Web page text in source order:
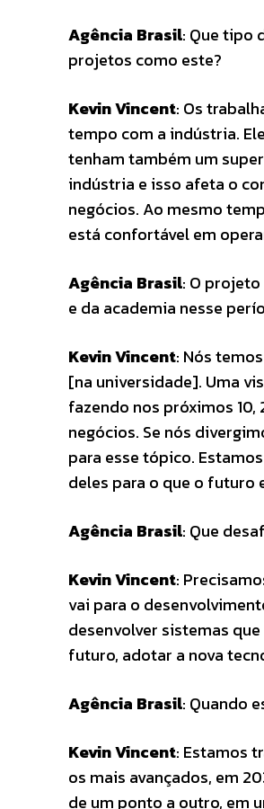
Agência Brasil: Que tipo
projetos como este?
Kevin Vincent: Os
tempo com a indústria.
tenham também um
indústria e isso afeta o
negócios. Ao mesmo
está confortável em
Agência Brasil: O
e da academia nesse
Kevin Vincent: Nós
[na universidade]. Uma
fazendo nos próximos
negócios. Se nós
para esse tópico.
deles para o que o futuro
Agência Brasil: Que
Kevin Vincent:
vai para o
desenvolver sistemas
futuro, adotar a nova
Agência Brasil: Quando
Kevin Vincent: Estamos
os mais avançados, em
de um ponto a outro, em